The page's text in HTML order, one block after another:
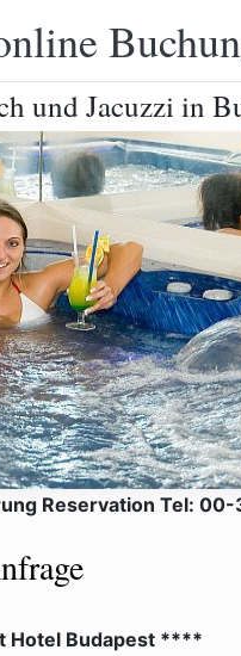
und Jacuzzi in
Reservation Tel:
Budapest ****